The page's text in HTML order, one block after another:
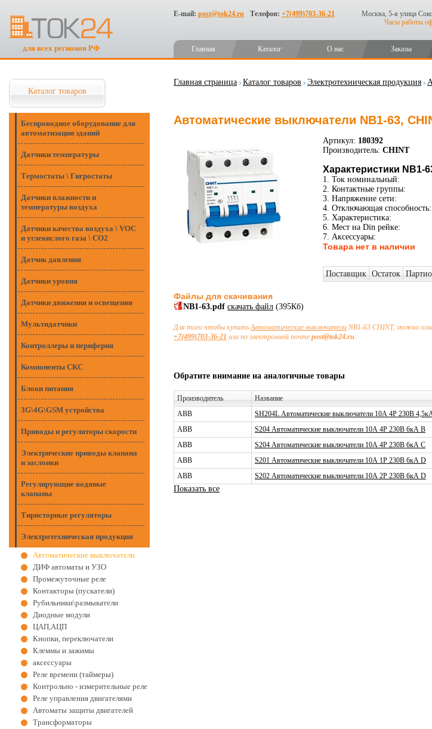
для всех регионов РФ
E-mail: post@tok24.ru Телефон: +7(499)703-36-21
Москва, 5-я улица
Часы работы
Главная Каталог О нас Заказы
Каталог товаров
Беспроводное оборудование для
автоматизации зданий
Датчики температуры
Термостаты \ Гигростаты
Датчики влажности и
температуры воздуха
Датчики качества воздуха \ VOC
и углекислого газа \ CO2
Датчик давления
Датчики уровня
Датчики движения и освещения
Мультидатчики
Контроллеры и периферия
Компоненты СКС
Блоки питания
3G\4G\GSM устройства
Приводы и регуляторы скорости
Электрические приводы клапана
и заслонки
Регулирующие водяные
клапаны
Тиристорные регуляторы
Электротехническая продукция
Автоматические выключатели
ДИФ автоматы и УЗО
Промежуточные реле
Контакторы (пускатели)
Рубильники\размыкатели
Диодные модули
ЦАП,АЦП
Кнопки, переключатели
Клеммы и зажимы
аксессуары
Реле времени (таймеры)
Контрольно - измерительные реле
Реле управления двигателями
Автоматы защиты двигателей
Трансформаторы
Главная страница Каталог товаров Электротехническая продукция
Автоматические выключатели NB1-63,
Артикул: 180392
Производитель: CHINT
Характеристики NB1-
1. Ток номинальный:
2. Контактные группы:
3. Напряжение сети:
4. Отключающая способность:
5. Характеристика:
6. Мест на Din рейке:
7. Аксессуары:
Товара нет в наличии
Поставщик Остаток
Файлы для скачивания
NB1-63.pdf скачать файл(395Кб)
Для того чтобы купитьАвтоматические выключателиNB1-63 CHINT, можно
+7(499)703-36-21 или по электронной почте post@tok24.ru.
Обратите внимание на аналогичные товары
Производитель Название
ABB
SH204L Автоматические выключатели 10А 4P 230В
ABB
S204 Автоматические выключатели 10А 4P 230В 6кА B
ABB
S204 Автоматические выключатели 10А 4P 230В 6кА C
ABB
S201 Автоматические выключатели 10А 1P 230В 6кА D
ABB
S202 Автоматические выключатели 10А 2P 230В 6кА D
Показать все